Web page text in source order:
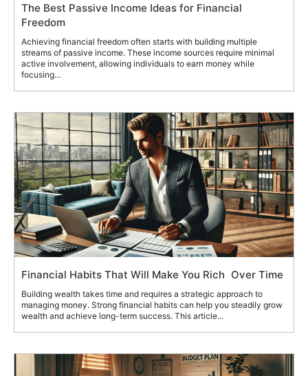
The Best Passive Income Ideas for Financial
Freedom
Achieving financial freedom often starts with building multiple
streams of passive income. These income sources require minimal
active involvement, allowing individuals to earn money while
focusing...
Financial Habits That Will Make You Rich Over Time
Building wealth takes time and requires a strategic approach to
managing money. Strong financial habits can help you steadily grow
wealth and achieve long-term success. This article...